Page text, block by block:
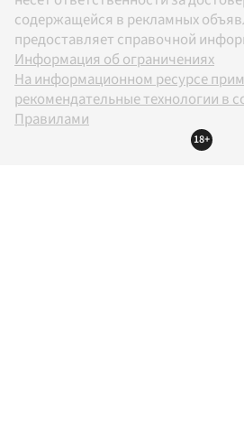
содержащейся в рекламных
предоставляет справочной
Информация об ограничениях
На информационном ресурсе
рекомендательные технологии в
Правилами
18+